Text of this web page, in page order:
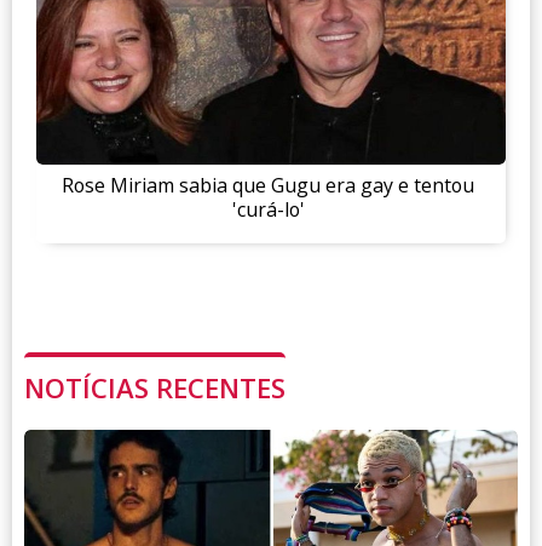
Rose Miriam sabia que Gugu era gay e tentou
'curá-lo'
NOTÍCIAS RECENTES